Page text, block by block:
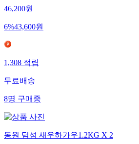
46,200원
6%43,600원
1,308 적립
무료배송
8명 구매중
동원 딤섬 새우하가우1.2KG X 2